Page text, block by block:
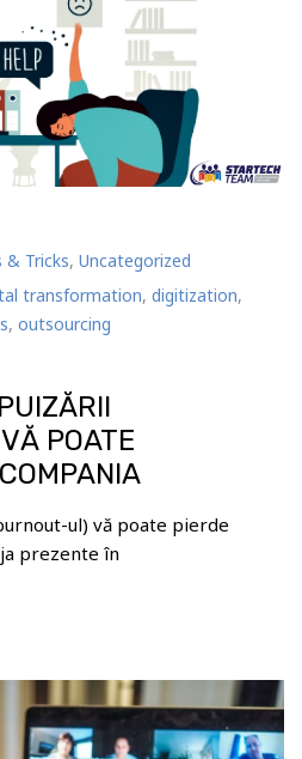
& Tricks, Uncategorized
transformation, digitization,
, outsourcing
POATE
ul) vă poate pierde
prezente în